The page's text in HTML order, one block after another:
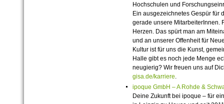
Hochschulen und
Ein ausgezeichnetes Gespür für
gerade unsere MitarbeiterInnen.
Herzen. Das spürt man am
und an unserer Offenheit für
Kultur ist für uns die Kunst,
Halle gibt es noch jede Menge
neugierig? Wir freuen uns auf
gisa.de/karriere.
ipoque GmbH – A Rohde &
Deine Zukunft bei ipoque – für